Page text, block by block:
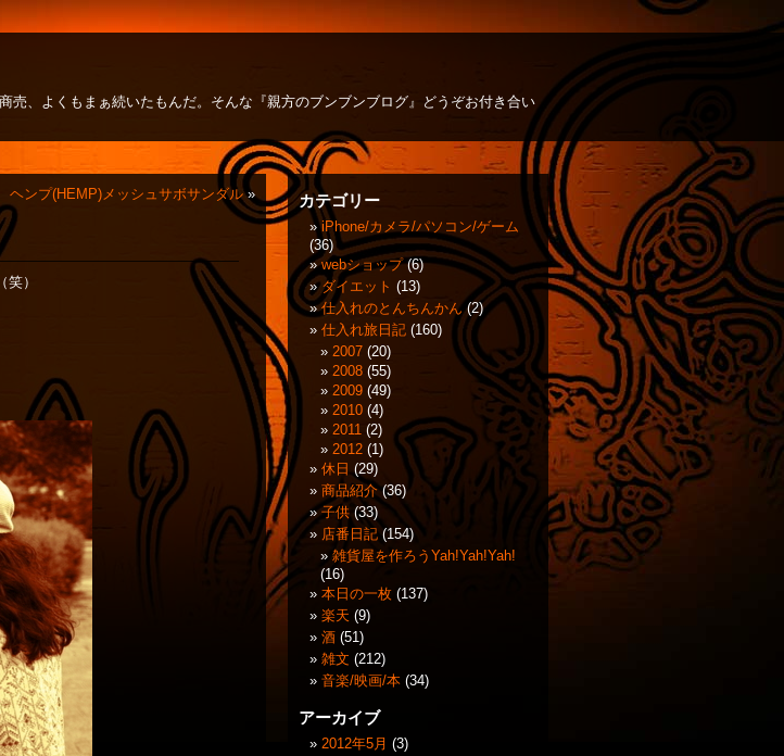
売、よくもまぁ続いたもんだ。そんな『親方のブンブンブログ』どうぞお付き合い
ヘンプ(HEMP)メッシュサボサンダル»
）
カテゴリー
iPhone/カメラ/パソコン/ゲーム
(36)
webショップ(6)
ダイエット (13)
仕入れのとんちんかん(2)
仕入れ旅日記 (160)
2007 (20)
2008 (55)
2009 (49)
2010 (4)
2011 (2)
2012 (1)
休日 (29)
商品紹介(36)
子供 (33)
店番日記(154)
雑貨屋を作ろうYah!Yah!Yah!
(16)
本日の一枚 (137)
楽天 (9)
酒 (51)
雑文 (212)
音楽/映画/本 (34)
アーカイブ
2012年5月 (3)